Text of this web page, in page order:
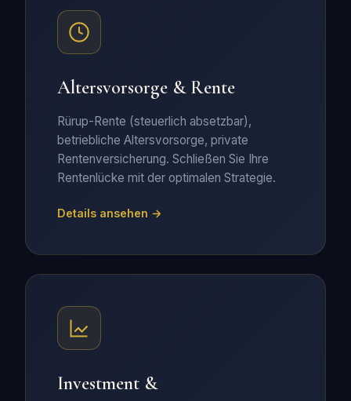
Altersvorsorge & Rente
Rürup-Rente (steuerlich absetzbar),
betriebliche Altersvorsorge, private
Rentenversicherung. Schließen Sie Ihre
Rentenlücke mit der optimalen Strategie.
Details ansehen →
Investment &